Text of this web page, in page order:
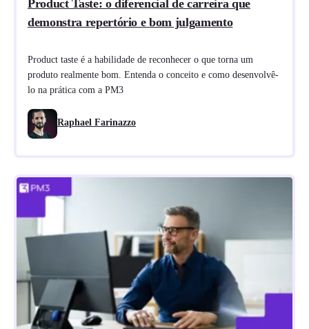
Product Taste: o diferencial de carreira que
demonstra repertório e bom julgamento
Product taste é a habilidade de reconhecer o que torna um
produto realmente bom. Entenda o conceito e como desenvolvê-
lo na prática com a PM3
Raphael Farinazzo